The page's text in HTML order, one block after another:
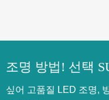
조명 방법! 선택
싶어 고품질 LED 조명,